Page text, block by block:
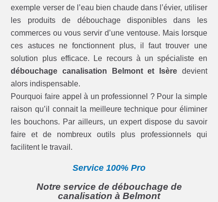
exemple verser de l’eau bien chaude dans l’évier, utiliser
les produits de débouchage disponibles dans les
commerces ou vous servir d’une ventouse. Mais lorsque
ces astuces ne fonctionnent plus, il faut trouver une
solution plus efficace. Le recours à un spécialiste en
débouchage canalisation Belmont et Isèredevient
alors indispensable.
Pourquoi faire appel à un professionnel ? Pour la simple
raison qu’il connait la meilleure technique pour éliminer
les bouchons. Par ailleurs, un expert dispose du savoir
faire et de nombreux outils plus professionnels qui
facilitent le travail.
Service 100% Pro
Notre service de débouchage de
canalisation à Belmont